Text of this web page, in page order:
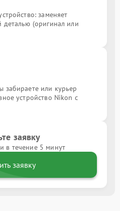
заменяет
деталью (оригинал или
забираете или курьер
устройство Nikon с
заявку
в течение 5 минут
заявку